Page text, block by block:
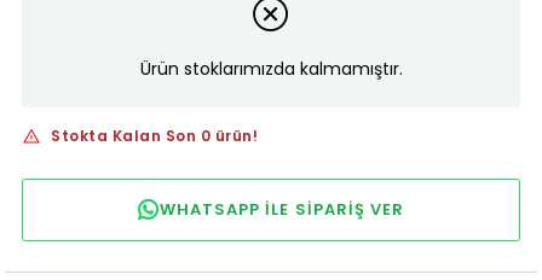
Ürün stoklarımızda kalmamıştır.
Stokta Kalan Son 0 ürün!
WHATSAPP ILE SIPARIŞ VER